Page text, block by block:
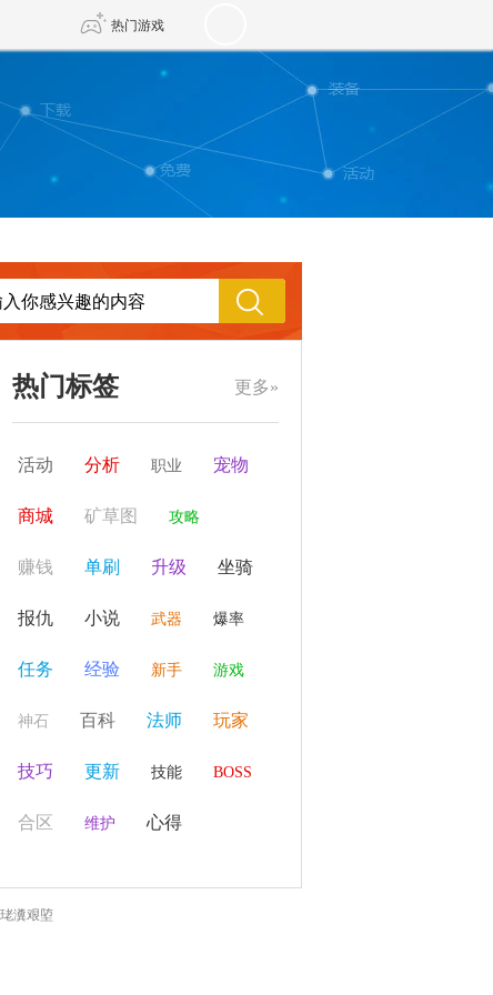
热门游戏
DNF 传奇4
诛仙世界 新仙侠5
更多»
热门标签
活动 分析 职业 宠物
商城 矿草图 攻略
赚钱 单刷 升级 坐骑
报仇 小说 武器 爆率
任务 经验 新手 游戏
神石 百科 法师 玩家
技巧 更新 技能 BOSS
合区 维护 心得
瀵艰埅